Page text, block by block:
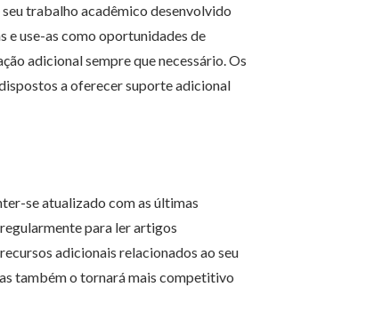
trabalho acadêmico desenvolvido
e use-as como oportunidades de
adicional sempre que necessário. Os
a oferecer suporte adicional
se atualizado com as últimas
para ler artigos
adicionais relacionados ao seu
também o tornará mais competitivo